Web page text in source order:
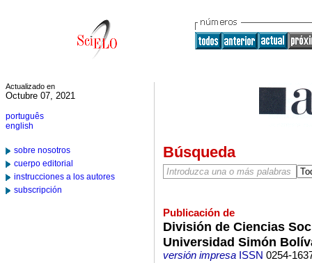
Actualizado en
Octubre 07, 2021
português
english
sobre nosotros
cuerpo editorial
instrucciones a los autores
subscripción
Búsqueda
Publicación de
División de Ciencias
Universidad Simón
versión impresaISSN 0254-